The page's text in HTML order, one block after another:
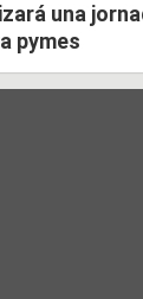
una
pymes